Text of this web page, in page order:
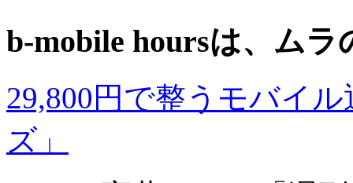
b-mobile hoursは、ム
29,800円で整うモバイ
ズ」